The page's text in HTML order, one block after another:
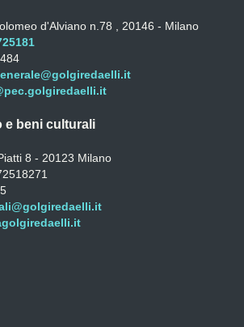
d'Alviano n.78 , 20146 - Milano
e beni culturali
8 - 20123 Milano